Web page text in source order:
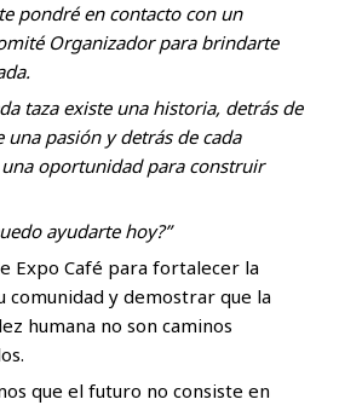
pondré en contacto con un
Organizador para brindarte
taza existe una historia, detrás de
una pasión y detrás de cada
oportunidad para construir
ayudarte hoy?”
Expo Café para fortalecer la
comunidad y demostrar que la
humana no son caminos
que el futuro no consiste en